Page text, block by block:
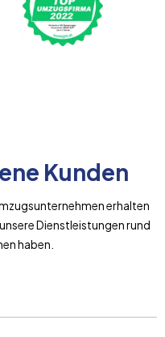
Kunden
erhalten
Dienstleistungen rund
haben.